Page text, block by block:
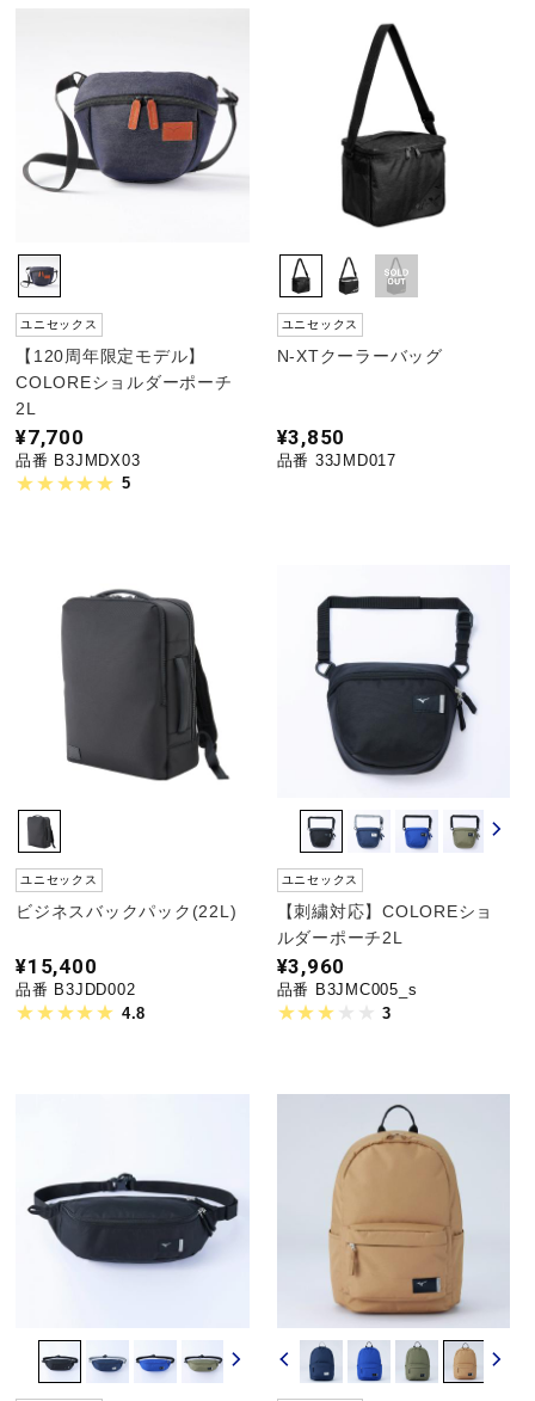
陸上競技
柔道
ウィンタースポーツ
ウォーキングシューズ
ライフスタイルグッズ
寝具／ミズノスリープ
アウトドア／レイン
ジュニア／キッズ
ユニセックス
【120周年限定モデル】
COLOREショルダーポーチ
2L
¥7,700
品番 B3JMDX03
5
ユニセックス
N-XTクーラーバッグ
¥3,850
品番 33JMD017
ユニセックス
ビジネスバックパック(22L)
¥15,400
品番 B3JDD002
4.8
ユニセックス
【刺繍対応】COLOREショ
ルダーポーチ2L
¥3,960
品番 B3JMC005_s
3